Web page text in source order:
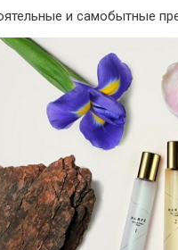
и самобытные